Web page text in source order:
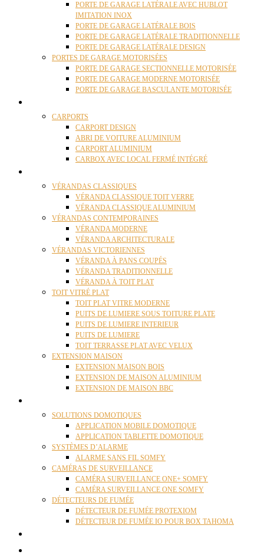
PORTE DE GARAGE LATÉRALE AVEC HUBLOT
IMITATION INOX
PORTE DE GARAGE LATÉRALE BOIS
PORTE DE GARAGE LATÉRALE TRADITIONNELLE
PORTE DE GARAGE LATÉRALE DESIGN
PORTES DE GARAGE MOTORISÉES
PORTE DE GARAGE SECTIONNELLE MOTORISÉE
PORTE DE GARAGE MODERNE MOTORISÉE
PORTE DE GARAGE BASCULANTE MOTORISÉE
CARPORTS
CARPORT DESIGN
ABRI DE VOITURE ALUMINIUM
CARPORT ALUMINIUM
CARBOX AVEC LOCAL FERMÉ INTÉGRÉ
VÉRANDAS CLASSIQUES
VÉRANDA CLASSIQUE TOIT VERRE
VÉRANDA CLASSIQUE ALUMINIUM
VÉRANDAS CONTEMPORAINES
VÉRANDA MODERNE
VÉRANDA ARCHITECTURALE
VÉRANDAS VICTORIENNES
VÉRANDA À PANS COUPÉS
VÉRANDA TRADITIONNELLE
VÉRANDA À TOIT PLAT
TOIT VITRÉ PLAT
TOIT PLAT VITRE MODERNE
PUITS DE LUMIERE SOUS TOITURE PLATE
PUITS DE LUMIERE INTERIEUR
PUITS DE LUMIERE
TOIT TERRASSE PLAT AVEC VELUX
EXTENSION MAISON
EXTENSION MAISON BOIS
EXTENSION DE MAISON ALUMINIUM
EXTENSION DE MAISON BBC
SOLUTIONS DOMOTIQUES
APPLICATION MOBILE DOMOTIQUE
APPLICATION TABLETTE DOMOTIQUE
SYSTÈMES D’ALARME
ALARME SANS FIL SOMFY
CAMÉRAS DE SURVEILLANCE
CAMÉRA SURVEILLANCE ONE+ SOMFY
CAMÉRA SURVEILLANCE ONE SOMFY
DÉTECTEURS DE FUMÉE
DÉTECTEUR DE FUMÉE PROTEXIOM
DÉTECTEUR DE FUMÉE IO POUR BOX TAHOMA